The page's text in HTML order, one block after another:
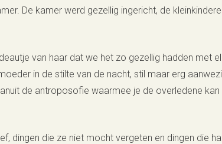
De kamer werd gezellig ingericht, de
van haar dat we het zo gezellig hadden met
in de stilte van de nacht, stil maar erg
de antroposofie waarmee je de overledene kan
dingen die ze niet mocht vergeten en dingen die